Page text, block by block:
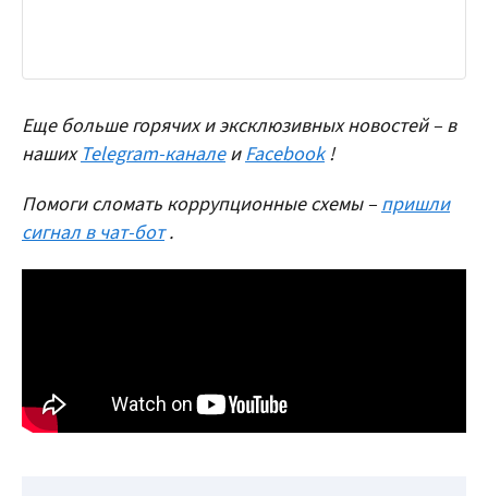
Еще больше горячих и эксклюзивных новостей – в
нашихTelegram-канале иFacebook !
Помоги сломать коррупционные схемы –пришли
сигнал в чат-бот .